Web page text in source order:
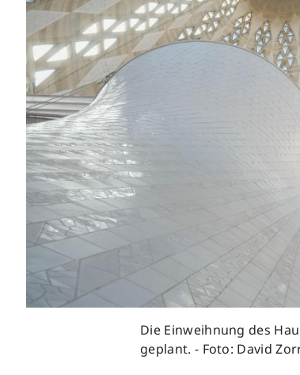
Die Einweihnung des
geplant. - Foto: David
Previous